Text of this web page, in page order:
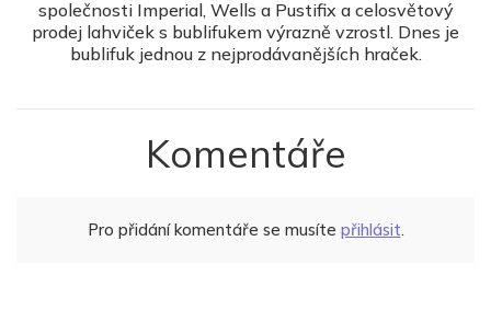
společnosti Imperial, Wells a Pustifix a celosvětový
prodej lahviček s bublifukem výrazně vzrostl. Dnes je
bublifuk jednou z nejprodávanějších hraček.
Komentáře
Pro přidání komentáře se musíte přihlásit.